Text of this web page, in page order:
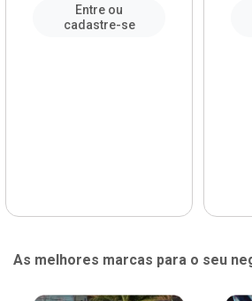
Entre ou
cadastre-se
As melhores marcas para o seu